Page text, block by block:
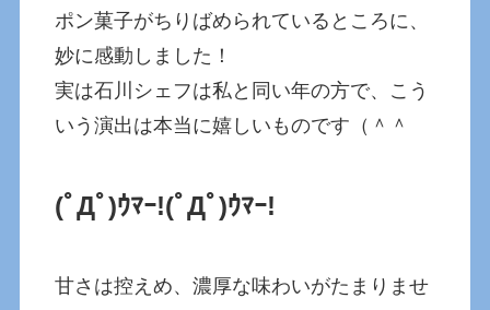
ポン菓子がちりばめられているところに、
妙に感動しました！
実は石川シェフは私と同い年の方で、こう
いう演出は本当に嬉しいものです（＾＾
(ﾟДﾟ)ｳﾏｰ!(ﾟДﾟ)ｳﾏｰ!
甘さは控えめ、濃厚な味わいがたまりませ